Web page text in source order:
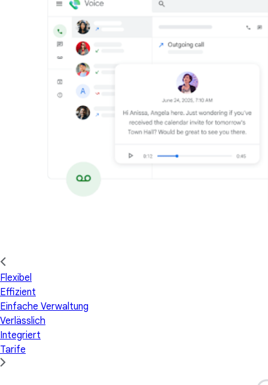
Flexibel
Effizient
Einfache Verwaltung
Verlässlich
Integriert
Tarife